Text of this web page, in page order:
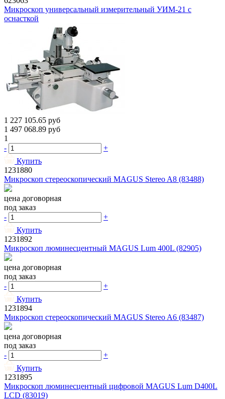
Микроскоп универсальный измерительный УИМ-21 с
оснасткой
1 227 105.65 руб
1 497 068.89 руб
1
-
+
Купить
1231880
Микроскоп стереоскопический MAGUS Stereo A8 (83488)
цена договорная
под заказ
-
+
Купить
1231892
Микроскоп люминесцентный MAGUS Lum 400L (82905)
цена договорная
под заказ
-
+
Купить
1231894
Микроскоп стереоскопический MAGUS Stereo A6 (83487)
цена договорная
под заказ
-
+
Купить
1231895
Микроскоп люминесцентный цифровой MAGUS Lum D400L
LCD (83019)